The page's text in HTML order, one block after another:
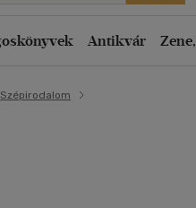
Antikvár
Szépirodalom